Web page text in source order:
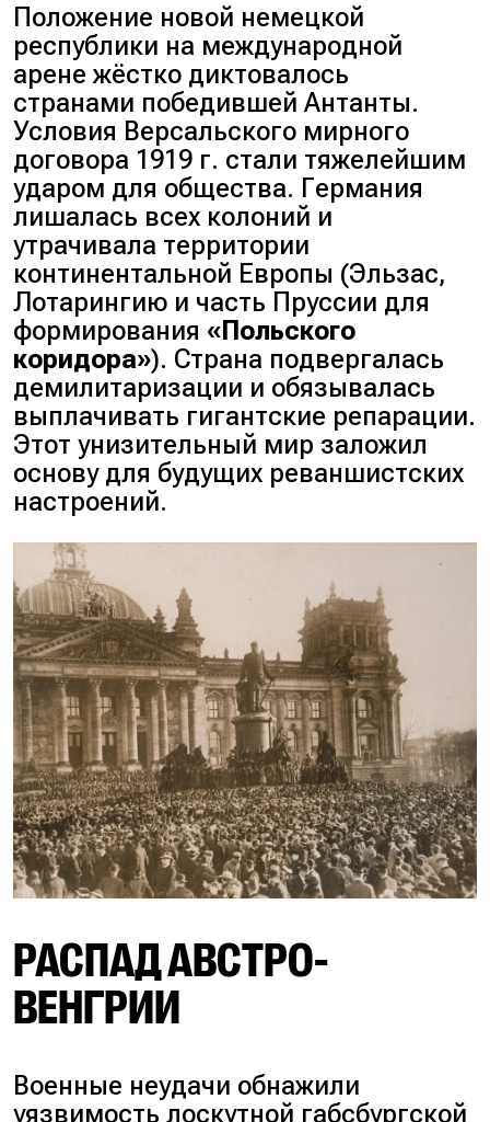
Положение новой немецкой
республики на международной
арене жёстко диктовалось
странами победившей Антанты.
Условия Версальского мирного
договора 1919 г. стали тяжелейшим
ударом для общества. Германия
лишалась всех колоний и
утрачивала территории
континентальной Европы (Эльзас,
Лотарингию и часть Пруссии для
формирования «Польского
коридора»). Страна подвергалась
демилитаризации и обязывалась
выплачивать гигантские репарации.
Этот унизительный мир заложил
основу для будущих реваншистских
настроений.
РАСПАД АВСТРО-
ВЕНГРИИ
Военные неудачи обнажили
уязвимость лоскутной габсбургской